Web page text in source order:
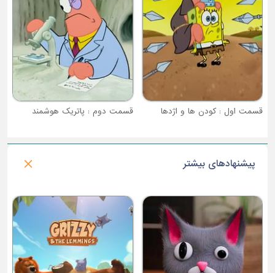
قسمت دوم : پاتریک هوشمند
پیشنهادهای بیشتر
فصل 1 : پرندگان خشمگین